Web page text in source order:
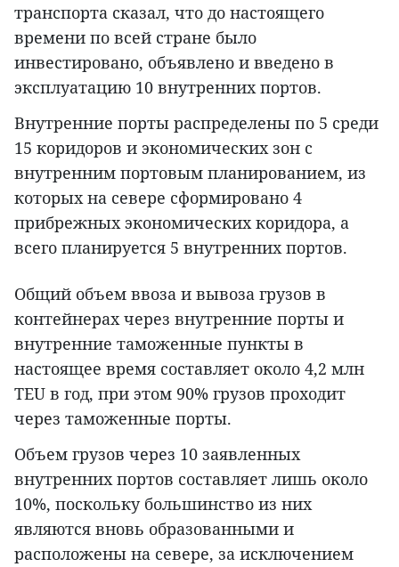
транспорта сказал, что до настоящего
времени по всей стране было
инвестировано, объявлено и введено в
эксплуатацию 10 внутренних портов.
Внутренние порты распределены по 5 среди
15 коридоров и экономических зон с
внутренним портовым планированием, из
которых на севере сформировано 4
прибрежных экономических коридора, а
всего планируется 5 внутренних портов.
Общий объем ввоза и вывоза грузов в
контейнерах через внутренние порты и
внутренние таможенные пункты в
настоящее время составляет около 4,2 млн
TEU в год, при этом 90% грузов проходит
через таможенные порты.
Объем грузов через 10 заявленных
внутренних портов составляет лишь около
10%, поскольку большинство из них
являются вновь образованными и
расположены на севере, за исключением